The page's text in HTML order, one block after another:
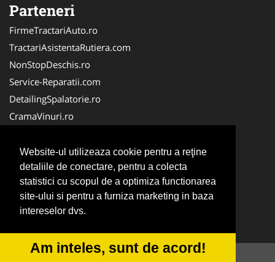
Website-ul utilizeaza cookie pentru a reţine
detaliile de conectare, pentru a colecta
statistici cu scopul de a optimiza functionarea
site-ului si pentru a furniza marketing in baza
intereselor dvs.
Am inteles, sunt de acord!
Parteneri
FirmeTractariAuto.ro
TractariAsistentaRutiera.com
NonStopDeschis.ro
Service-Reparatii.com
DetailingSpalatorie.ro
CramaVinuri.ro
FirmaPieseAuto.ro
Anvelope-Sh.com
CentruInchirieri.ro
CuratareHota.com